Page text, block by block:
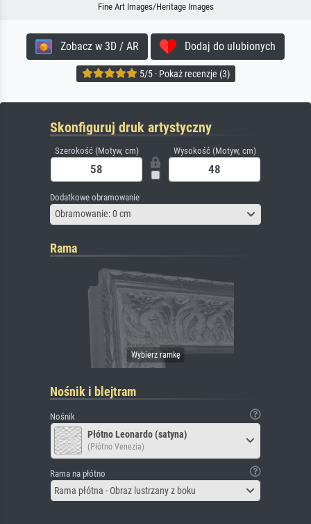
Fine Art Images/Heritage Images
Zobacz w 3D / AR Dodaj do ulubionych
5/5 · Pokaż recenzje (3)
Skonfiguruj druk artystyczny
Szerokość (Motyw, cm) Wysokość (Motyw, cm)
Dodatkowe obramowanie
Obramowanie: 0 cm
Rama
Nośnik i blejtram
Nośnik
Płótno Leonardo (satyna)
(Płótno Venezia)
Rama na płótno
Rama płótna - Obraz lustrzany z boku